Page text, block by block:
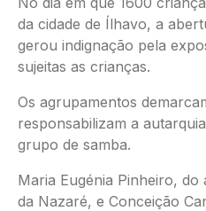
da cidade de Ílhavo, a
gerou indignação pela
sujeitas as crianças.
Os agrupamentos
responsabilizam a
grupo de samba.
Maria Eugénia Pinheiro,
da Nazaré, e Conceição